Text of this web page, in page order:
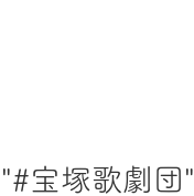
"#宝塚歌劇団"